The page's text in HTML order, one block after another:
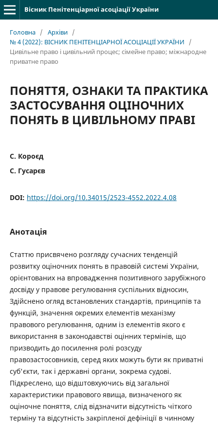
Вісник Пенітенціарної асоціації України
Головна / Архіви /
№ 4 (2022): ВІСНИК ПЕНІТЕНЦІАРНОЇ АСОЦІАЦІЇ УКРАЇНИ
/
Цивільне право і цивільний процес; cімейне право; міжнародне
приватне право
ПОНЯТТЯ, ОЗНАКИ ТА ПРАКТИКА
ЗАСТОСУВАННЯ ОЦІНОЧНИХ
ПОНЯТЬ В ЦИВІЛЬНОМУ ПРАВІ
С. Короєд
С. Гусарєв
DOI: https://doi.org/10.34015/2523-4552.2022.4.08
Анотація
Статтю присвячено розгляду сучасних тенденцій
розвитку оціночних понять в правовій системі України,
орієнтованих на впровадження позитивного зарубіжного
досвіду у правове регулювання суспільних відносин,
Здійснено огляд встановлених стандартів, принципів та
функцій, значення окремих елементів механізму
правового регулювання, одним із елементів якого є
використання в законодавстві оцінних термінів, що
призводить до посилення ролі розсуду
правозастосовників, серед яких можуть бути як приватні
суб'єкти, так і державні органи, зокрема судові.
Підкреслено, що відштовхуючись від загальної
характеристики правового явища, визначеного як
оціночне поняття, слід відзначити відсутність чіткого
терміну та відсутність закріпленої дефініції в чинному